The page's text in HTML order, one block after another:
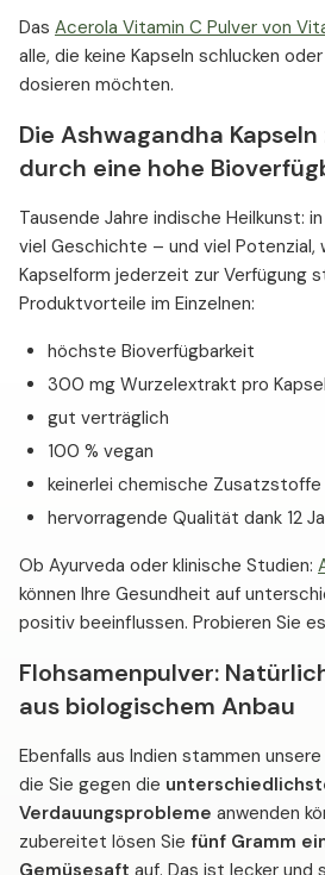
Das Acerola Vitamin C Pulver von
alle, die keine Kapseln schlucken
dosieren möchten.
Die Ashwagandha
durch eine hohe
Tausende Jahre indische Heilkunst:
viel Geschichte – und viel Potenzial,
Kapselform jederzeit zur Verfügung
Produktvorteile im Einzelnen:
höchste Bioverfügbarkeit
300 mg Wurzelextrakt pro Kapsel
gut verträglich
100 % vegan
keinerlei chemische Zusatzstoffe
hervorragende Qualität dank 12
Ob Ayurveda oder klinische Studien:
können Ihre Gesundheit auf
positiv beeinflussen. Probieren Sie
Flohsamenpulver:
aus biologischem Anbau
Ebenfalls aus Indien stammen
die Sie gegen die
Verdauungsprobleme anwenden
zubereitet lösen Sie fünf Gramm